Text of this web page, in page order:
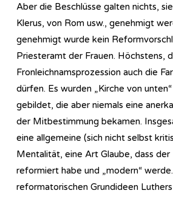
Aber die Beschlüsse galten nichts,
Klerus, von Rom usw., genehmigt
genehmigt wurde kein
Priesteramt der Frauen. Höchstens,
Fronleichnamsprozession auch die
dürfen. Es wurden „Kirche von
gebildet, die aber niemals eine
der Mitbestimmung bekamen.
eine allgemeine (sich nicht selbst
Mentalität, eine Art Glaube, dass der
reformiert habe und „modern“
reformatorischen Grundideen